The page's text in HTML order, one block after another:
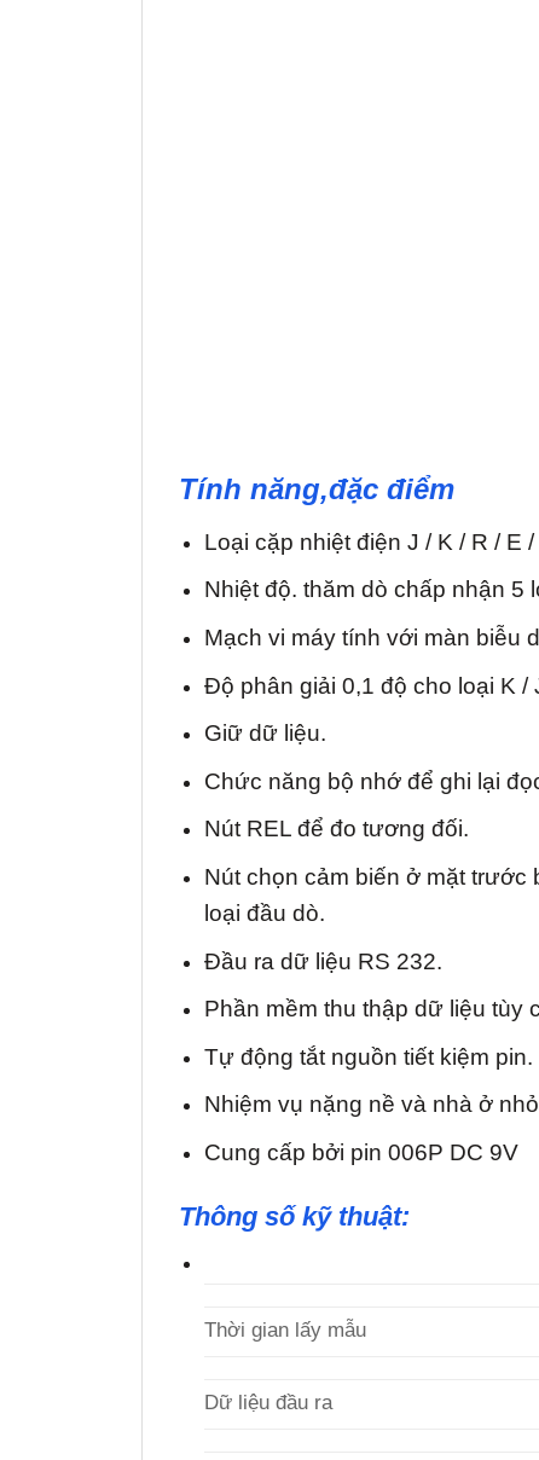
Tính năng,đặc điểm
Loại cặp nhiệt điện J / K / R / E
Nhiệt độ. thăm dò chấp nhận 5
Mạch vi máy tính với màn biễu
Độ phân giải 0,1 độ cho loại K /
Giữ dữ liệu.
Chức năng bộ nhớ để ghi lại
Nút REL để đo tương đối.
Nút chọn cảm biến ở mặt trước
loại đầu dò.
Đầu ra dữ liệu RS 232.
Phần mềm thu thập dữ liệu tùy
Tự động tắt nguồn tiết kiệm pin.
Nhiệm vụ nặng nề và nhà ở
Cung cấp bởi pin 006P DC 9V
Thông số kỹ thuật:
Thời gian lấy mẫu
Dữ liệu đầu ra